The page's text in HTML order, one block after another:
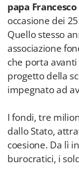
papa Francesco
occasione dei
Quello stesso
associazione
che porta
progetto della
impegnato ad
I fondi, tre
dallo Stato,
coesione. Da lì
burocratici, i